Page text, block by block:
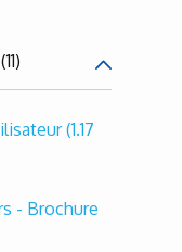
(1.17
- Brochure